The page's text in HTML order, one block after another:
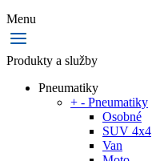
Menu
Produkty a služby
Pneumatiky
+ - Pneumatiky
Osobné
SUV 4x4
Van